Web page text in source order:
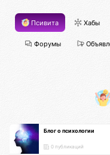
Псивита Хабы
Форумы
Блог о психологии
0 публикаций